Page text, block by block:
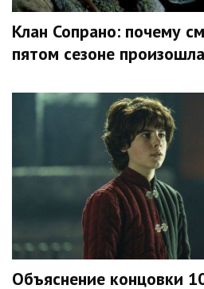
Клан Сопрано: почему
пятом сезоне
Объяснение концовки